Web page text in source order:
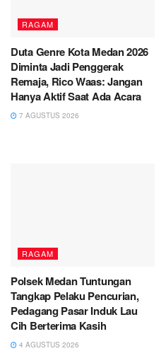
RAGAM
Duta Genre Kota Medan 2026
Diminta Jadi Penggerak
Remaja, Rico Waas: Jangan
Hanya Aktif Saat Ada Acara
7 AGUSTUS 2026
RAGAM
Polsek Medan Tuntungan
Tangkap Pelaku Pencurian,
Pedagang Pasar Induk Lau
Cih Berterima Kasih
4 AGUSTUS 2026